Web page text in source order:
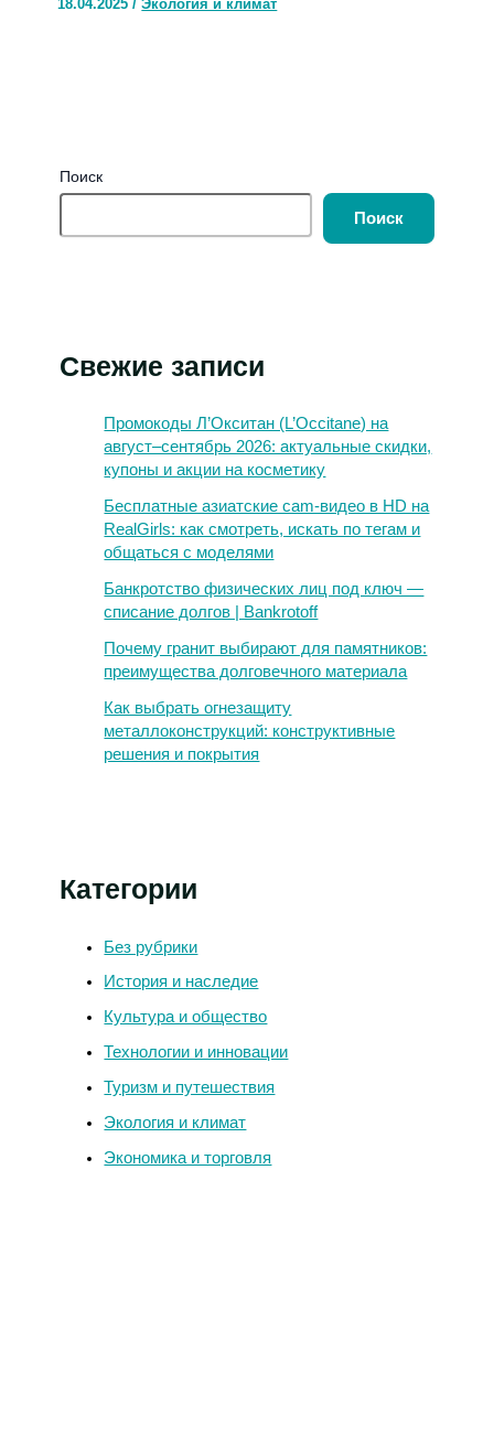
18.04.2025/Экология и климат
Поиск
Поиск
Свежие записи
Промокоды Л’Окситан (L’Occitane) на
август–сентябрь 2026: актуальные скидки,
купоны и акции на косметику
Бесплатные азиатские cam-видео в HD на
RealGirls: как смотреть, искать по тегам и
общаться с моделями
Банкротство физических лиц под ключ —
списание долгов | Bankrotoff
Почему гранит выбирают для памятников:
преимущества долговечного материала
Как выбрать огнезащиту
металлоконструкций: конструктивные
решения и покрытия
Категории
Без рубрики
История и наследие
Культура и общество
Технологии и инновации
Туризм и путешествия
Экология и климат
Экономика и торговля